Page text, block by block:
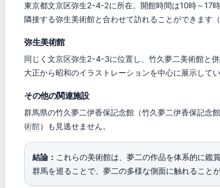
東京都文京区弥生2-4-2に所在。開館時間は10時～17
隣接する弥生美術館と合わせて訪れることができます
弥生美術館
同じく文京区弥生2-4-3に位置し、竹久夢二美術館と
大正から昭和のイラストレーションを中心に展示して
その他の関連施設
群馬県の竹久夢二伊香保記念館（竹久夢二伊香保記念
術館）も見逃せません。
結論： これらの美術館は、夢二の作品を体系的に鑑
群馬を巡ることで、夢二の多様な側面に触れること